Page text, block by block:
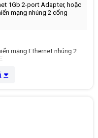
1Gb 2-port Adapter, hoặc
mạng nhúng 2 cổng
mạng Ethernet nhúng 2
1 cổng USB 3.0 tiêu